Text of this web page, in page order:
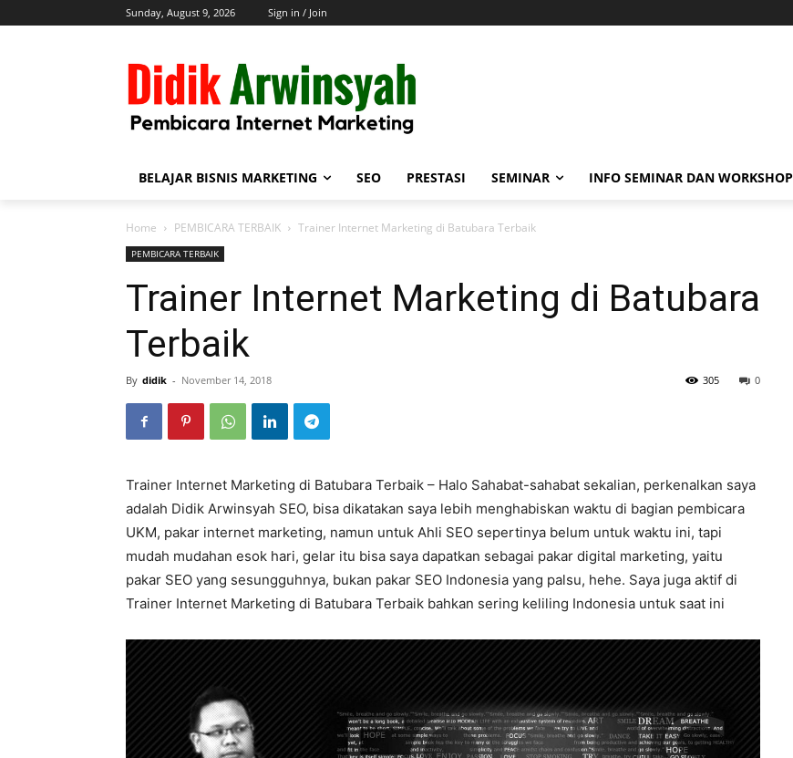
Sunday, August 9, 2026 Sign in / Join
BELAJAR BISNIS MARKETING SEO PRESTASI SEMINAR INFO SEMINAR DAN WORKSHOP
Home PEMBICARA TERBAIK Trainer Internet Marketing di Batubara Terbaik
PEMBICARA TERBAIK
Trainer Internet Marketing di Batubara
Terbaik
By didik - November 14, 2018 0
305
Trainer Internet Marketing di Batubara Terbaik – Halo Sahabat-sahabat sekalian, perkenalkan saya
adalah Didik Arwinsyah SEO, bisa dikatakan saya lebih menghabiskan waktu di bagian pembicara
UKM, pakar internet marketing, namun untuk Ahli SEO sepertinya belum untuk waktu ini, tapi
mudah mudahan esok hari, gelar itu bisa saya dapatkan sebagai pakar digital marketing, yaitu
pakar SEO yang sesungguhnya, bukan pakar SEO Indonesia yang palsu, hehe. Saya juga aktif di
Trainer Internet Marketing di Batubara Terbaik bahkan sering keliling Indonesia untuk saat ini